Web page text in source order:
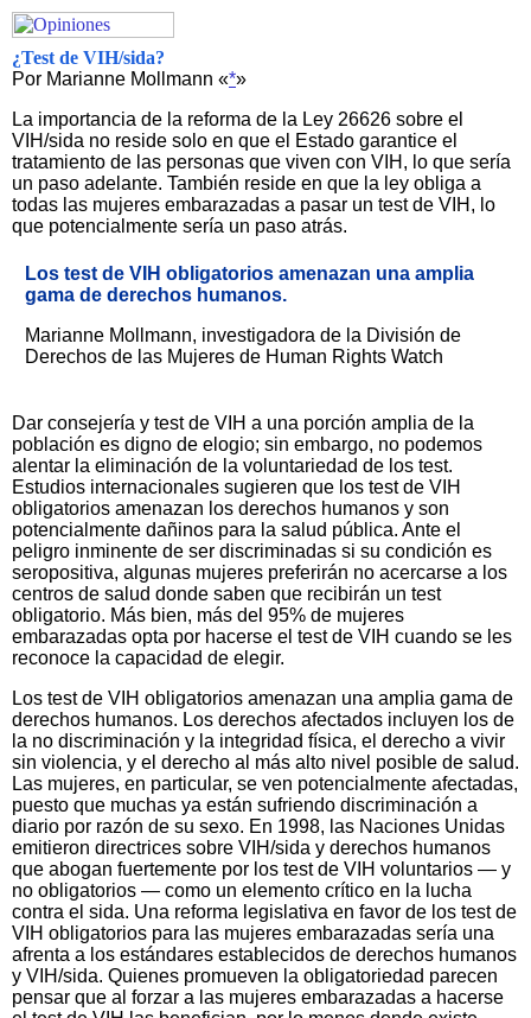
¿Test de VIH/sida?
Por Marianne Mollmann «*»
La importancia de la reforma de la Ley 26626 sobre el
VIH/sida no reside solo en que el Estado garantice el
tratamiento de las personas que viven con VIH, lo que sería
un paso adelante. También reside en que la ley obliga a
todas las mujeres embarazadas a pasar un test de VIH, lo
que potencialmente sería un paso atrás.
Los test de VIH obligatorios amenazan una amplia
gama de derechos humanos.
Marianne Mollmann, investigadora de la División de
Derechos de las Mujeres de Human Rights Watch
Dar consejería y test de VIH a una porción amplia de la
población es digno de elogio; sin embargo, no podemos
alentar la eliminación de la voluntariedad de los test.
Estudios internacionales sugieren que los test de VIH
obligatorios amenazan los derechos humanos y son
potencialmente dañinos para la salud pública. Ante el
peligro inminente de ser discriminadas si su condición es
seropositiva, algunas mujeres preferirán no acercarse a los
centros de salud donde saben que recibirán un test
obligatorio. Más bien, más del 95% de mujeres
embarazadas opta por hacerse el test de VIH cuando se les
reconoce la capacidad de elegir.
Los test de VIH obligatorios amenazan una amplia gama de
derechos humanos. Los derechos afectados incluyen los de
la no discriminación y la integridad física, el derecho a vivir
sin violencia, y el derecho al más alto nivel posible de salud.
Las mujeres, en particular, se ven potencialmente afectadas,
puesto que muchas ya están sufriendo discriminación a
diario por razón de su sexo. En 1998, las Naciones Unidas
emitieron directrices sobre VIH/sida y derechos humanos
que abogan fuertemente por los test de VIH voluntarios — y
no obligatorios — como un elemento crítico en la lucha
contra el sida. Una reforma legislativa en favor de los test de
VIH obligatorios para las mujeres embarazadas sería una
afrenta a los estándares establecidos de derechos humanos
y VIH/sida. Quienes promueven la obligatoriedad parecen
pensar que al forzar a las mujeres embarazadas a hacerse